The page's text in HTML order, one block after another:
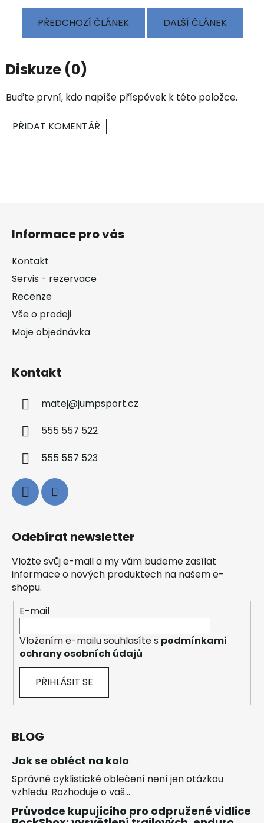
PŘEDCHOZÍ ČLÁNEK DALŠÍ ČLÁNEK
Diskuze (0)
Buďte první, kdo napíše příspěvek k této položce.
PŘIDAT KOMENTÁŘ
Informace pro vás
Kontakt
Servis - rezervace
Recenze
Vše o prodeji
Moje objednávka
Kontakt
matej@jumpsport.cz
555 557 522
555 557 523
Odebírat newsletter
Vložte svůj e-mail a my vám budeme zasílat
informace o nových produktech na našem e-
shopu.
E-mail
Vložením e-mailu souhlasíte s podmínkami
ochrany osobních údajů
PŘIHLÁSIT SE
BLOG
Jak se obléct na kolo
Správné cyklistické oblečení není jen otázkou
vzhledu. Rozhoduje o vaš...
Průvodce kupujícího pro odpružené vidlice